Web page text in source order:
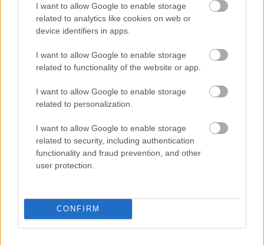
I want to allow Google to enable storage
related to analytics like cookies on web or
device identifiers in apps.
I want to allow Google to enable storage
related to functionality of the website or app.
I want to allow Google to enable storage
related to personalization.
I want to allow Google to enable storage
related to security, including authentication
functionality and fraud prevention, and other
user protection.
CONFIRM
Újragondolják Lipótváros rejtett, zöld
parkját
mesél – megújul a tatai Angolkert